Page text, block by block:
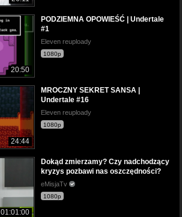
20:50
PODZIEMNA OPOWIEŚĆ | Undertale
#1
Eleven reuploady
1080p
24:44
MROCZNY SEKRET SANSA |
Undertale #16
Eleven reuploady
1080p
01:01:00
Dokąd zmierzamy? Czy nadchodzący
kryzys pozbawi nas oszczędności?
eMisjaTv
1080p